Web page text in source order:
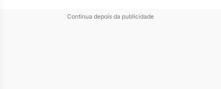
Continua depois da publicidade